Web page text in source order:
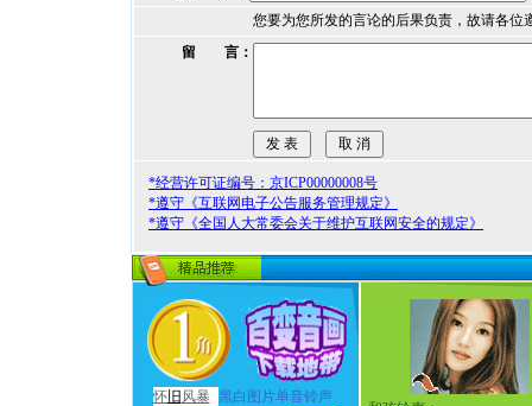
您要为您所发的言论的后果负责，故请各位
留 言：
*经营许可证编号：京ICP00000008号
*遵守《互联网电子公告服务管理规定》
*遵守《全国人大常委会关于维护互联网安全的规定》
怀旧 风暴
黑白图片单音铃声